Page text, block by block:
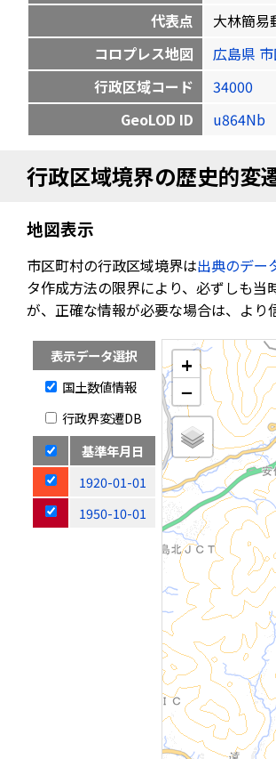
代表点
大林簡易
コロプレス地図
広島県
行政区域コード
34000
GeoLOD ID
u864Nb
行政区域境界の歴史的変
地図表示
市区町村の行政区域境界は出典のデー
タ作成方法の限界により、必ずしも
が、正確な情報が必要な場合は、より
表示データ選択
国土数値情報
行政界変遷DB
基準年月日
1920-01-01
1950-10-01
+
−